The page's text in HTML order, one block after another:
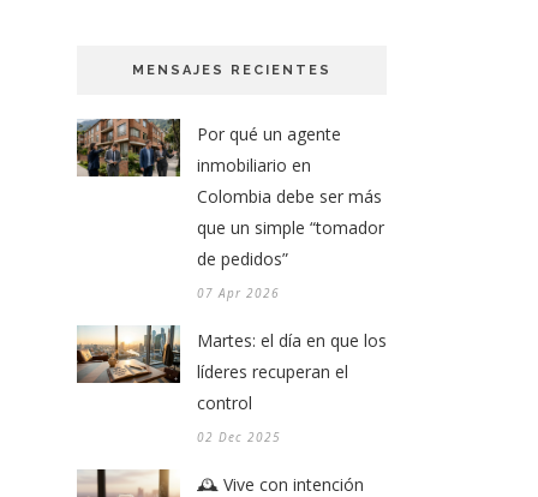
MENSAJES RECIENTES
Por qué un agente
inmobiliario en
Colombia debe ser más
que un simple “tomador
de pedidos”
07 Apr 2026
Martes: el día en que los
líderes recuperan el
control
02 Dec 2025
🕰️ Vive con intención